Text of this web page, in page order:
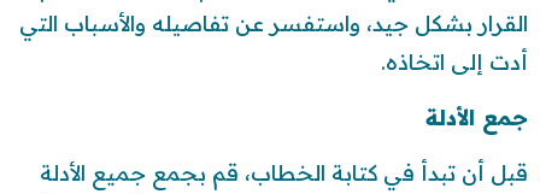
القرار بشكل جيد، واستفسر عن تفاصيله والأسباب التي
أدت إلى اتخاذه.
جمع الأدلة
قبل أن تبدأ في كتابة الخطاب، قم بجمع جميع الأدلة